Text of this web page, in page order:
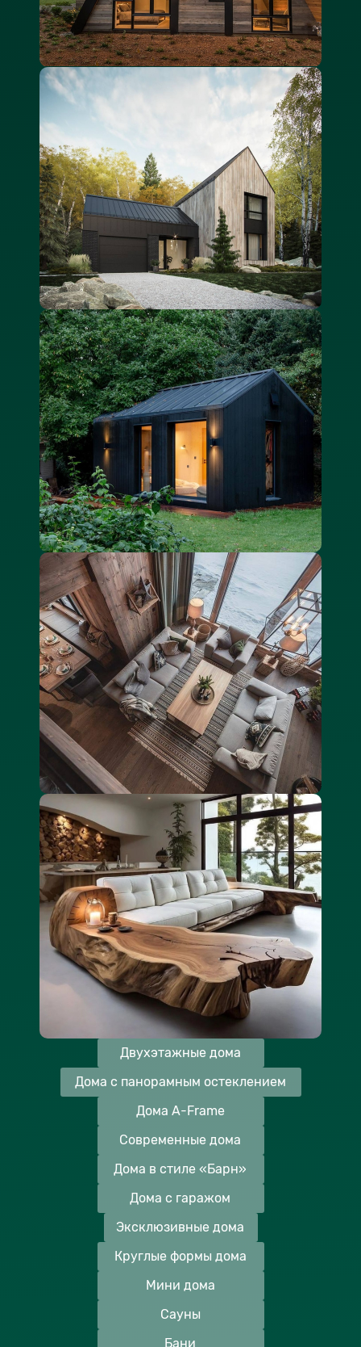
Двухэтажные дома
Дома с панорамным остеклением
Дома A-Frame
Современные дома
Дома в стиле «Барн»
Дома с гаражом
Эксклюзивные дома
Круглые формы дома
Мини дома
Сауны
Бани